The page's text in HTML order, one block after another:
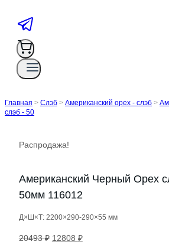
Главная > Слэб > Американский орех - слэб >
слэб - 50
Распродажа!
Американский Черный Орех
50мм 116012
Д×Ш×Т: 2200×290-290×55 мм
20493₽ Первоначальная
12808 ₽Текущая